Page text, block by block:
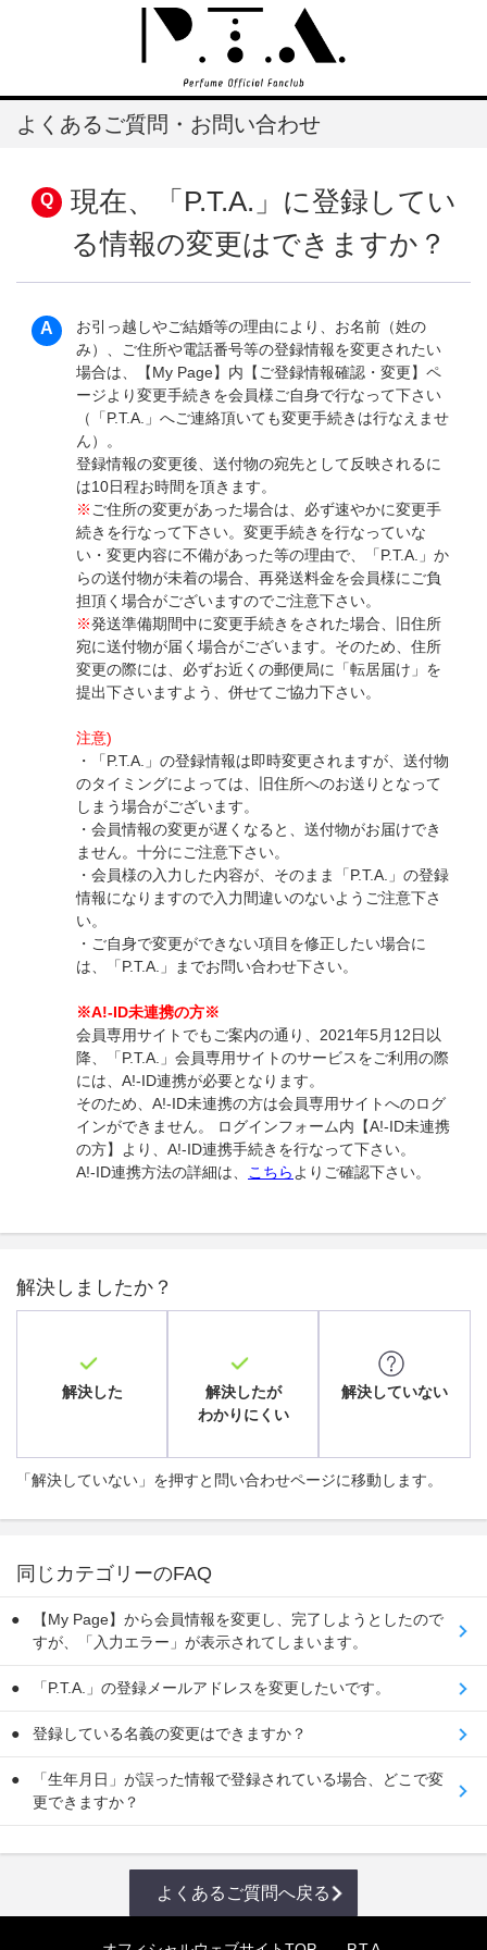
よくあるご質問・お問い合わせ
現在、「P.T.A.」に登録してい
る情報の変更はできますか？
お引っ越しやご結婚等の理由により、お名前（姓の
み）、ご住所や電話番号等の登録情報を変更されたい
場合は、【My Page】内【ご登録情報確認・変更】ペ
ージより変更手続きを会員様ご自身で行なって下さい
（「P.T.A.」へご連絡頂いても変更手続きは行なえませ
ん）。
登録情報の変更後、送付物の宛先として反映されるに
は10日程お時間を頂きます。
※ご住所の変更があった場合は、必ず速やかに変更手
続きを行なって下さい。変更手続きを行なっていな
い・変更内容に不備があった等の理由で、「P.T.A.」か
らの送付物が未着の場合、再発送料金を会員様にご負
担頂く場合がございますのでご注意下さい。
※発送準備期間中に変更手続きをされた場合、旧住所
宛に送付物が届く場合がございます。そのため、住所
変更の際には、必ずお近くの郵便局に「転居届け」を
提出下さいますよう、併せてご協力下さい。
注意)
・「P.T.A.」の登録情報は即時変更されますが、送付物
のタイミングによっては、旧住所へのお送りとなって
しまう場合がございます。
・会員情報の変更が遅くなると、送付物がお届けでき
ません。十分にご注意下さい。
・会員様の入力した内容が、そのまま「P.T.A.」の登録
情報になりますので入力間違いのないようご注意下さ
い。
・ご自身で変更ができない項目を修正したい場合に
は、「P.T.A.」までお問い合わせ下さい。
※A!-ID未連携の方※
会員専用サイトでもご案内の通り、2021年5月12日以
降、「P.T.A.」会員専用サイトのサービスをご利用の際
には、A!-ID連携が必要となります。
そのため、A!-ID未連携の方は会員専用サイトへのログ
インができません。 ログインフォーム内【A!-ID未連携
の方】より、A!-ID連携手続きを行なって下さい。
A!-ID連携方法の詳細は、 こちらよりご確認下さい。
解決しましたか？
解決した
解決したが
わかりにくい
解決していない
「解決していない」を押すと問い合わせページに移動します。
同じカテゴリーのFAQ
【My Page】から会員情報を変更し、完了しようとしたので
すが、「入力エラー」が表示されてしまいます。
「P.T.A.」の登録メールアドレスを変更したいです。
登録している名義の変更はできますか？
「生年月日」が誤った情報で登録されている場合、どこで変
更できますか？
よくあるご質問へ戻る